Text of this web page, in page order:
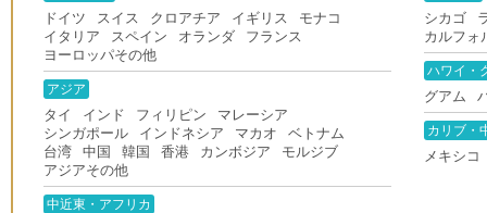
ドイツ スイス クロアチア イギリス
モナコ
イタリア
スペイン オランダ
フランス
ヨーロッパその他
アジア
タイ インド フィリピン
マレーシア
シンガポール
インドネシア マカオ
ベトナム
台湾
中国 韓国 香港 カンボジア
モルジブ
アジアその他
中近東・アフリカ
シカゴ
カルフォ
ハワイ・
グアム
カリブ・
メキシコ